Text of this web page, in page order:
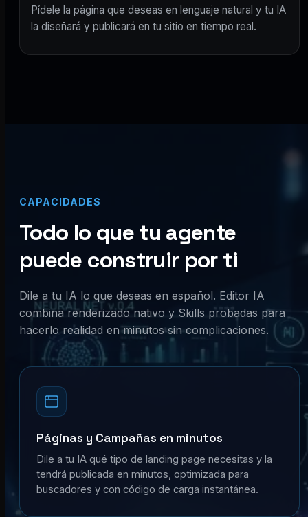
Pídele la página que deseas en lenguaje natural y tu IA
la diseñará y publicará en tu sitio en tiempo real.
CAPACIDADES
Todo lo que tu agente
puede construir por ti
Dile a tu IA lo que deseas en español. Editor IA
combina renderizado nativo y Skills probadas para
hacerlo realidad en minutos sin complicaciones.
Páginas y Campañas en minutos
Dile a tu IA qué tipo de landing page necesitas y la
tendrá publicada en minutos, optimizada para
buscadores y con código de carga instantánea.